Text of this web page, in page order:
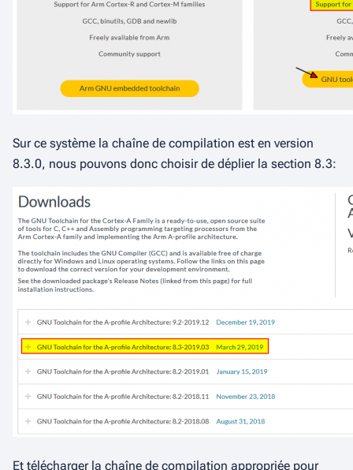
Sur ce système la chaîne de compilation est en version
8.3.0, nous pouvons donc choisir de déplier la section 8.3:
Et télécharger la chaîne de compilation appropriée pour